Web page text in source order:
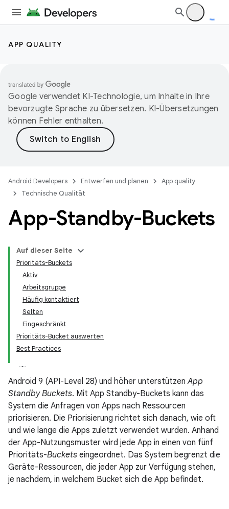
APP QUALITY
Google verwendet KI-Technologie, um Inhalte in Ihre
bevorzugte Sprache zu übersetzen. KI-Übersetzungen
können Fehler enthalten.
Android Developers Entwerfen und planen
App quality
Technische Qualität
App-Standby-Buckets
Auf dieser Seite
Prioritäts-Buckets
Aktiv
Arbeitsgruppe
Häufig kontaktiert
Selten
Eingeschränkt
Prioritäts-Bucket auswerten
Best Practices
Android 9 (API-Level 28) und höher unterstützenApp
Standby Buckets. Mit App Standby-Buckets kann das
System die Anfragen von Apps nach Ressourcen
priorisieren. Die Priorisierung richtet sich danach, wie oft
und wie lange die Apps zuletzt verwendet wurden. Anhand
der App-Nutzungsmuster wird jede App in einen von fünf
Prioritäts-Buckets eingeordnet. Das System begrenzt die
Geräte-Ressourcen, die jeder App zur Verfügung stehen,
je nachdem, in welchem Bucket sich die App befindet.